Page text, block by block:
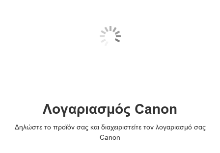
Λογαριασμός Canon
Δηλώστε το προϊόν σας και διαχειριστείτε τον λογαριασμό σας
Canon